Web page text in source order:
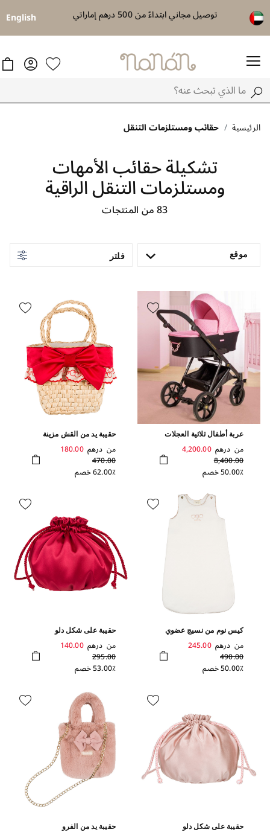
واستفد من خصم 15٪ على كل توصيل مجاني ابتداءً من 500 درهم إماراتي English
الرئيسية حقائب ومستلزمات التنقل
تشكيلة حقائب الأمهات
ومستلزمات التنقل الراقية
83من المنتجات
موقع فلتر
عربة أطفال ثلاثية العجلات
فيراني
من درهم 4,200.00
8,400.00
50.00٪ خصم
حقيبة يد من القش مزينة
من درهم 180.00
470.00
62.00٪ خصم
كيس نوم من نسيج عضوي
من درهم 245.00
490.00
50.00٪ خصم
حقيبة على شكل دلو
من درهم 140.00
295.00
53.00٪ خصم
حقيبة على شكل دلو حقيبة يد من الفرو